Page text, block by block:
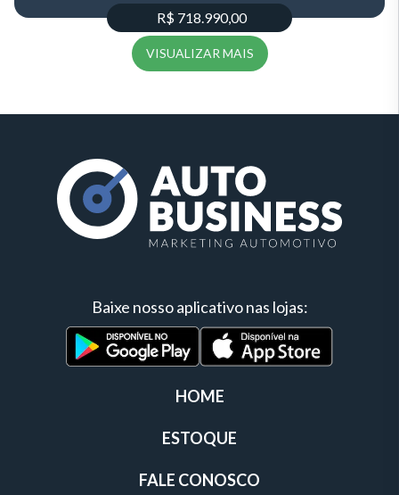
R$ 718.990,00
VISUALIZAR MAIS
Baixe nosso aplicativo nas lojas:
HOME
ESTOQUE
FALE CONOSCO